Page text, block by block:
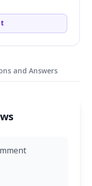
and Answers